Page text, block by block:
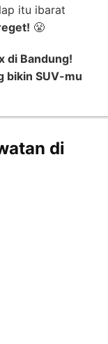
itu ibarat
😤
di Bandung!
bikin SUV-mu
di